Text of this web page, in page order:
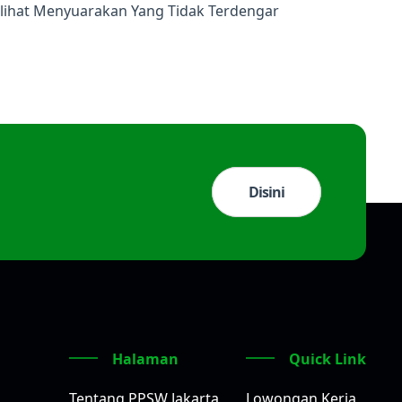
Menyuarakan Yang Tidak Terdengar
Disini
Halaman
Quick Link